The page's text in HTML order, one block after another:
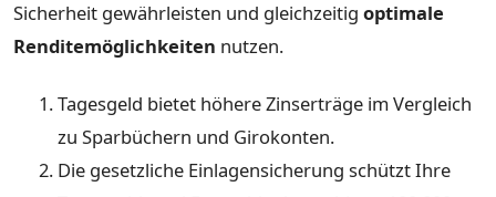
Sicherheit gewährleisten und gleichzeitig optimale
Renditemöglichkeiten nutzen.
Tagesgeld bietet höhere Zinserträge im Vergleich
zu Sparbüchern und Girokonten.
Die gesetzliche Einlagensicherung schützt Ihre